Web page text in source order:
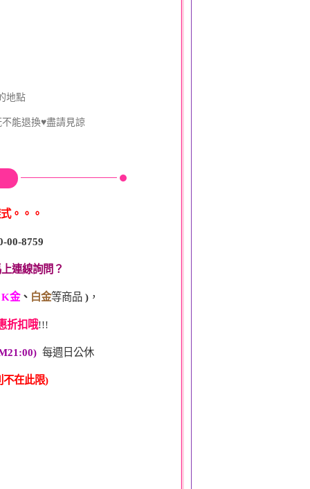
地點
能退換♥盡請見諒
。。。
00-8759
連線詢問？
K金、 白金等商品 ) ，
折扣哦!!!
每週日公休
在此限)